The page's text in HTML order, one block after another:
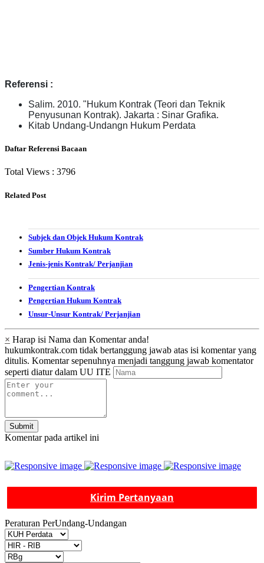
Referensi :
Salim. 2010. "Hukum Kontrak (Teori dan Teknik
Penyusunan Kontrak). Jakarta : Sinar Grafika.
Kitab Undang-Undangn Hukum Perdata
Daftar Referensi Bacaan
Total Views : 3796
Related Post
Subjek dan Objek Hukum Kontrak
Sumber Hukum Kontrak
Jenis-jenis Kontrak/ Perjanjian
Pengertian Kontrak
Pengertian Hukum Kontrak
Unsur-Unsur Kontrak/ Perjanjian
× Harap isi Nama dan Komentar anda!
hukumkontrak.com tidak bertanggung jawab atas isi komentar yang
ditulis. Komentar sepenuhnya menjadi tanggung jawab komentator
seperti diatur dalam UU ITE
Submit
Komentar pada artikel ini
Kirim Pertanyaan
Peraturan PerUndang-Undangan